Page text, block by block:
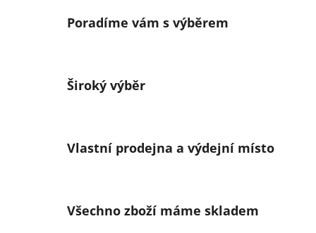
Poradíme vám s výběrem
Široký výběr
Vlastní prodejna a výdejní místo
Všechno zboží máme skladem